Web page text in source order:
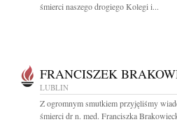
śmierci naszego drogiego Kolegi i...
FRANCISZEK
LUBLIN
Z ogromnym smutkiem przyjęliśmy
śmierci dr n. med. Franciszka